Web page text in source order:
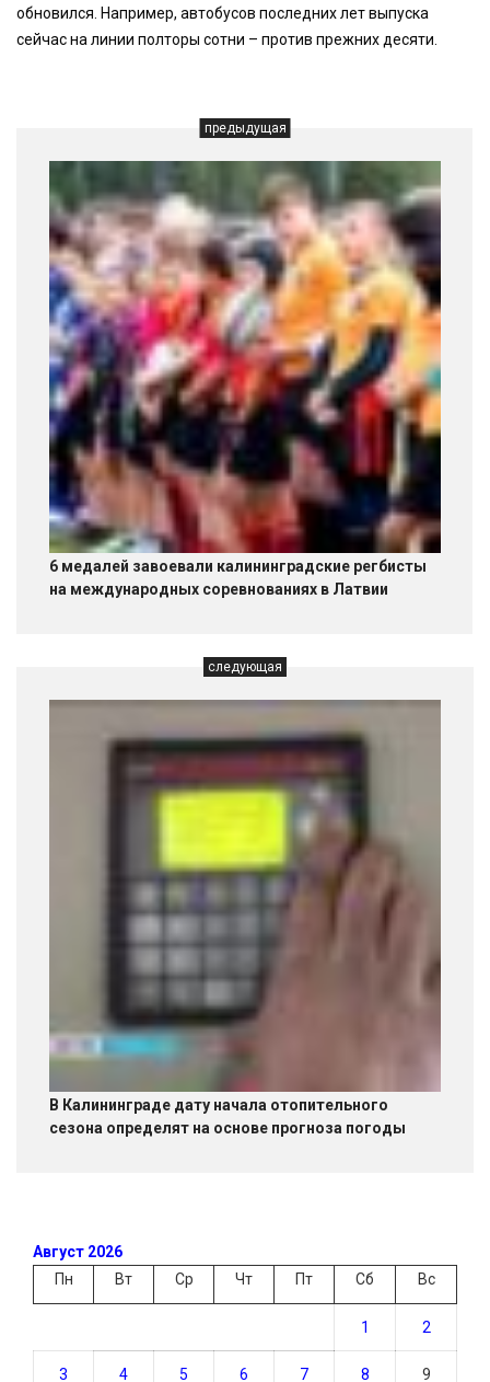
обновился. Например, автобусов последних лет выпуска
сейчас на линии полторы сотни – против прежних десяти.
предыдущая
6 медалей завоевали калининградские регбисты
на международных соревнованиях в Латвии
следующая
В Калининграде дату начала отопительного
сезона определят на основе прогноза погоды
Август 2026
Пн
Вт Ср Чт Пт Сб Вс
1 2
3 4 5 6 7 8 9